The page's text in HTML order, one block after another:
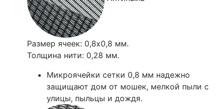
Размер ячеек: 0,8х0,8 мм.
Толщина нити: 0,28 мм.
Микроячейки сетки 0,8 мм надежно
защищают дом от мошек, мелкой пыли с
улицы, пыльцы и дождя.